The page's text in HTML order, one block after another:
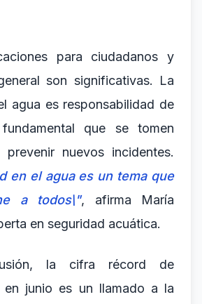
para ciudadanos y
son significativas. La
agua es responsabilidad de
que se tomen
prevenir nuevos incidentes.
en el agua es un tema que
a todos\", afirma María
en seguridad acuática.
la cifra récord de
en junio es un llamado a la